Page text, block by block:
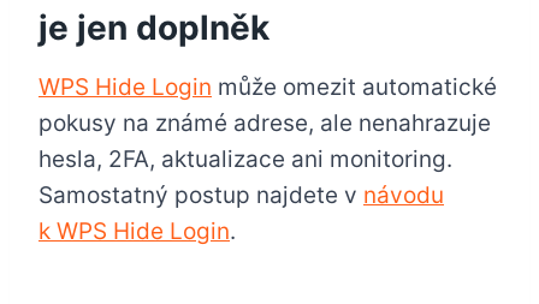
je jen doplněk
WPS Hide Login může omezit automatické
pokusy na známé adrese, ale nenahrazuje
hesla, 2FA, aktualizace ani monitoring.
Samostatný postup najdete v návodu
k WPS Hide Login.